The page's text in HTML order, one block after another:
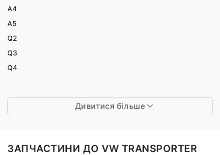
A4
A5
Q2
Q3
Q4
Дивитися більше
ЗАПЧАСТИНИ ДО VW TRANSPORTER